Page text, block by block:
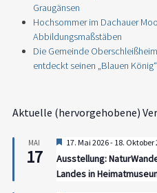
Graugänsen
Hochsommer im Dachauer
Abbildungsmaßstäben
Die Gemeinde
entdeckt seinen „Blauen
Aktuelle (hervorgehobene)
MAI
17
Hervorgehoben
17. Mai 2026- 18. Oktober
Ausstellung:
Landes in